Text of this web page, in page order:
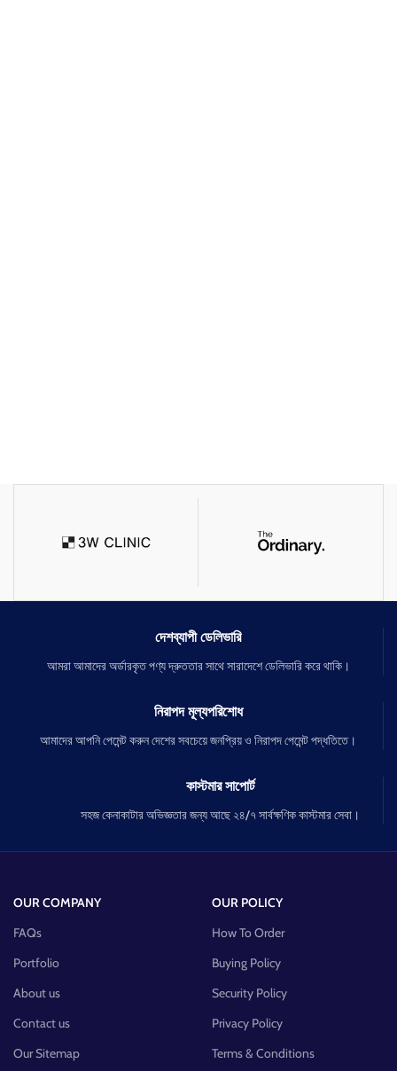
দেশব্যাপী ডেলিভারি
আমরা আমাদের অর্ডারকৃত পণ্য দ্রুততার সাথে সারাদেশে ডেলিভারি করে থাকি।
নিরাপদ মূল্যপরিশোধ
আমাদের আপনি পেমেন্ট করুন দেশের সবচেয়ে জনপ্রিয় ও নিরাপদ পেমেন্ট পদ্ধতিতে।
কাস্টমার সাপোর্ট
সহজ কেনাকাটার অভিজ্ঞতার জন্য আছে ২৪/৭ সার্বক্ষণিক কাস্টমার সেবা।
OUR COMPANY
FAQs
Portfolio
About us
Contact us
Our Sitemap
OUR POLICY
How To Order
Buying Policy
Security Policy
Privacy Policy
Terms & Conditions